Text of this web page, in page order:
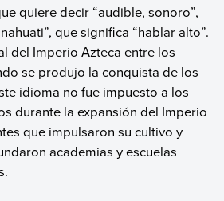
quiere decir “audible, sonoro”,
que significa “hablar alto”.
del Imperio Azteca entre los
se produjo la conquista de los
idioma no fue impuesto a los
durante la expansión del Imperio
que impulsaron su cultivo y
academias y escuelas